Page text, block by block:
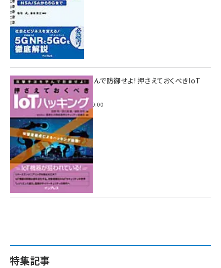
攻撃手法を学んで防御せよ! 押さえておくべきIoT
ハッキング
2022年6月14日 0:00
特集記事